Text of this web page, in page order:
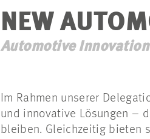
NEW
Automotive
Im Rahmen unserer
und innovative Lösungen –
bleiben. Gleichzeitig bieten